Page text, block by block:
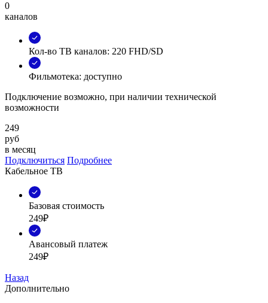
0
каналов
Кол-во ТВ каналов: 220 FHD/SD
Фильмотека: доступно
Подключение возможно, при наличии технической
возможности
249
руб
в месяц
Подключиться Подробнее
Кабельное ТВ
Базовая стоимость
249₽
Авансовый платеж
249₽
Назад
Дополнительно